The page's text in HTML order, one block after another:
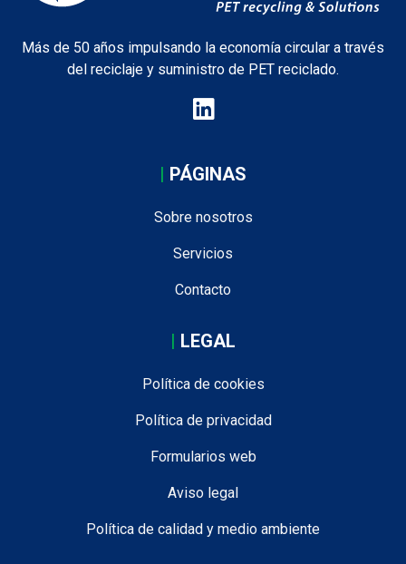
Más de 50 años impulsando la economía circular a través
del reciclaje y suministro de PET reciclado.
| PÁGINAS
Sobre nosotros
Servicios
Contacto
| LEGAL
Política de cookies
Política de privacidad
Formularios web
Aviso legal
Política de calidad y medio ambiente